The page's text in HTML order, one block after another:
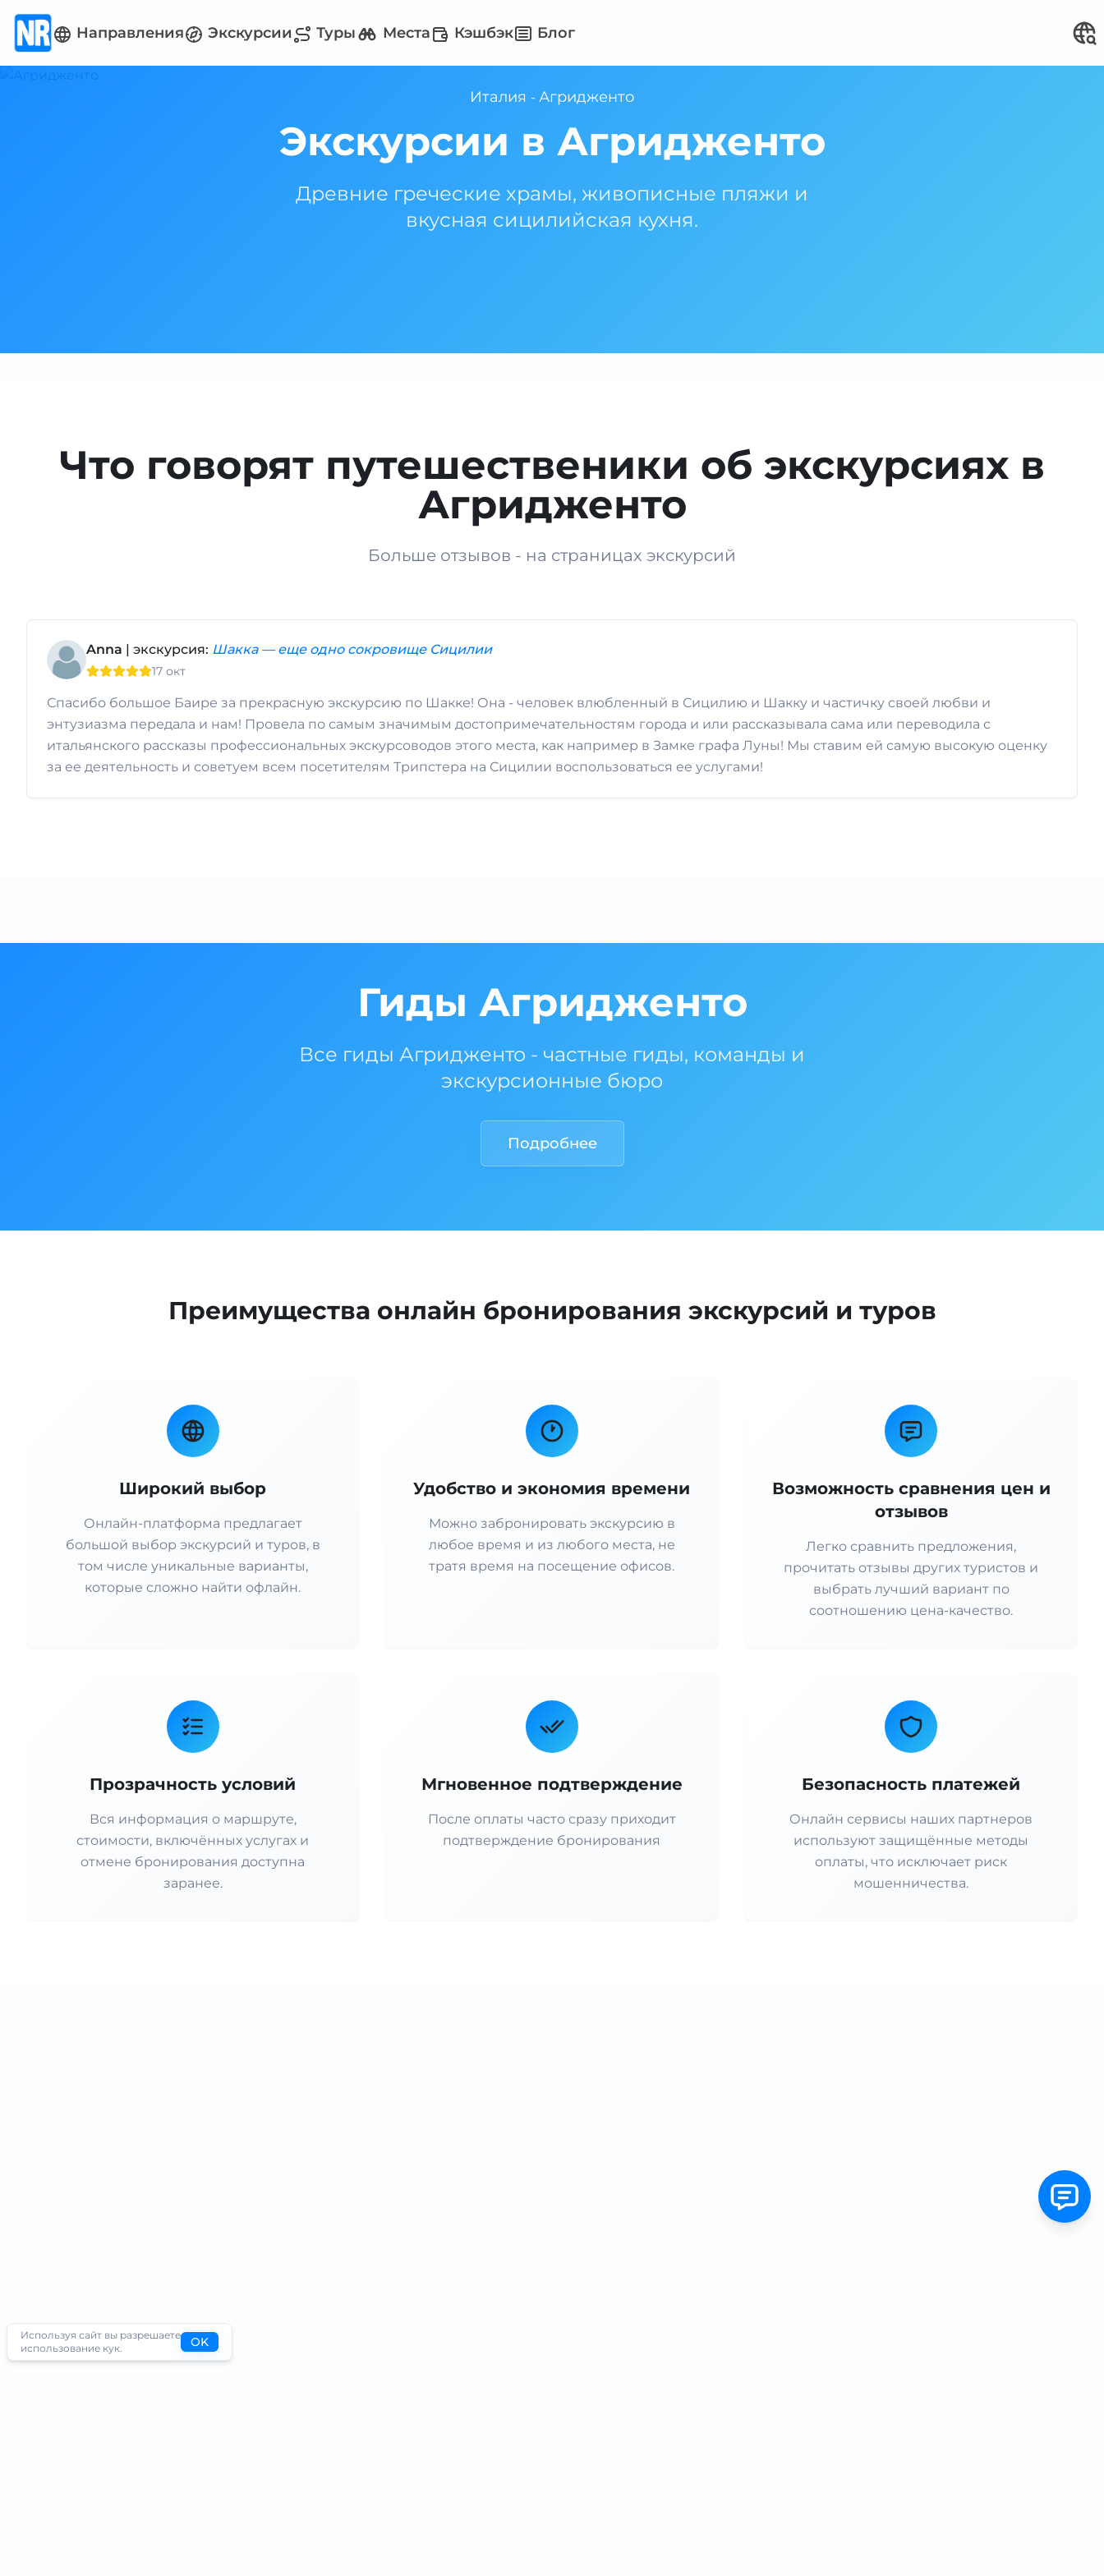
Направления Экскурсии Туры Места Кэшбэк Блог
Италия - Агридженто
Экскурсии в Агридженто
Древние греческие храмы, живописные пляжи и
вкусная сицилийская кухня.
Что говорят путешественики об экскурсиях в
Агридженто
Больше отзывов - на страницах экскурсий
Anna | экскурсия: Шакка — еще одно сокровище Сицилии
17 окт
Спасибо большое Баире за прекрасную экскурсию по Шакке! Она - человек влюбленный в Сицилию и Шакку и частичку своей любви и
энтузиазма передала и нам! Провела по самым значимым достопримечательностям города и или рассказывала сама или переводила с
итальянского рассказы профессиональных экскурсоводов этого места, как например в Замке графа Луны! Мы ставим ей самую высокую оценку
за ее деятельность и советуем всем посетителям Трипстера на Сицилии воспользоваться ее услугами!
Гиды Агридженто
Все гиды Агридженто - частные гиды, команды и
экскурсионные бюро
Подробнее
Преимущества онлайн бронирования экскурсий и туров
Широкий выбор
Онлайн-платформа предлагает
большой выбор экскурсий и туров, в
том числе уникальные варианты,
которые сложно найти офлайн.
Удобство и экономия времени
Можно забронировать экскурсию в
любое время и из любого места, не
тратя время на посещение офисов.
Возможность сравнения цен и
отзывов
Легко сравнить предложения,
прочитать отзывы других туристов и
выбрать лучший вариант по
соотношению цена-качество.
Прозрачность условий
Вся информация о маршруте,
стоимости, включённых услугах и
отмене бронирования доступна
заранее.
Мгновенное подтверждение
После оплаты часто сразу приходит
подтверждение бронирования
Безопасность платежей
Онлайн сервисы наших партнеров
используют защищённые методы
оплаты, что исключает риск
мошенничества.
Используя сайт вы разрешаете
использование кук.
OK